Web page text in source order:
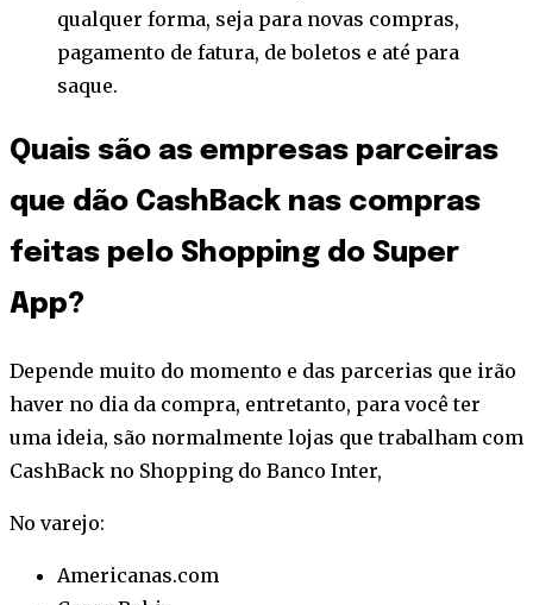
qualquer forma, seja para novas compras,
pagamento de fatura, de boletos e até para
saque.
Quais são as empresas parceiras
que dão CashBack nas compras
feitas pelo Shopping do Super
App?
Depende muito do momento e das parcerias que irão
haver no dia da compra, entretanto, para você ter
uma ideia, são normalmente lojas que trabalham com
CashBack no Shopping do Banco Inter,
No varejo:
Americanas.com